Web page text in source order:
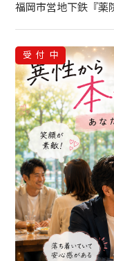
福岡市営地下鉄『薬
受付中